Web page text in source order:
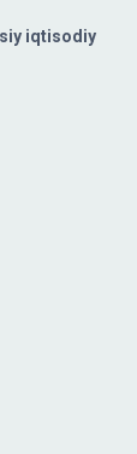
iqtisodiy